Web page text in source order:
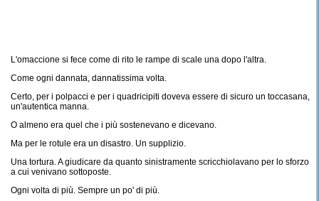
L'omaccione si fece come di rito le rampe di scale una dopo l'altra.
Come ogni dannata, dannatissima volta.
Certo, per i polpacci e per i quadricipiti doveva essere di sicuro un toccasana,
un'autentica manna.
O almeno era quel che i più sostenevano e dicevano.
Ma per le rotule era un disastro. Un supplizio.
Una tortura. A giudicare da quanto sinistramente scricchiolavano per lo sforzo
a cui venivano sottoposte.
Ogni volta di più. Sempre un po' di più.